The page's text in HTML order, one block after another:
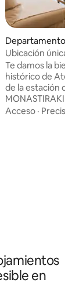
4.94 de
Departamento
aki
Ubicación única
cerca de la
Te damos la
histórico de
de la estación de
MONASTIRAKI
el aeropuerto,
Acceso · Precisión
en